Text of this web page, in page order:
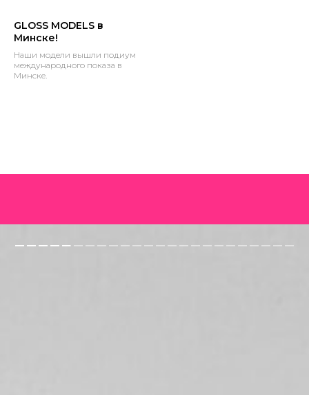
GLOSS MODELS в
Минске!
Наши модели вышли подиум
международного показа в
Минске.